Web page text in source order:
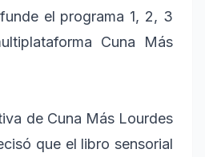
el programa 1, 2, 3
Cuna Más
de Cuna Más Lourdes
que el libro sensorial